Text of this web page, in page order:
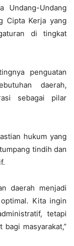
Undang-Undang
Cipta Kerja yang
di tingkat
penguatan
daerah,
sebagai pilar
hukum yang
tindih dan
daerah menjadi
Kita ingin
tetapi
masyarakat,”